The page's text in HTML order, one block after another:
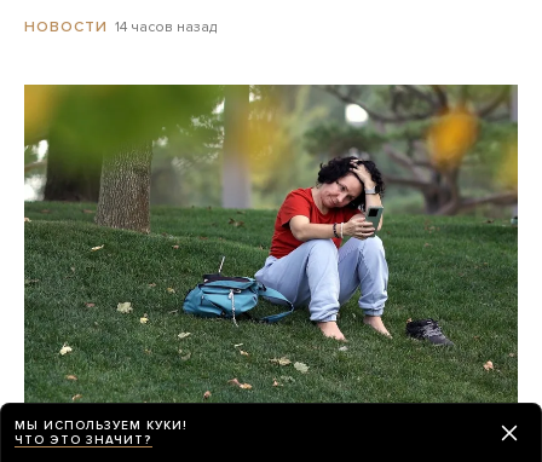
НОВОСТИ 14 часов назад
Мобильный интернет в России все чаще
МЫ ИСПОЛЬЗУЕМ КУКИ!
ЧТО ЭТО ЗНАЧИТ?